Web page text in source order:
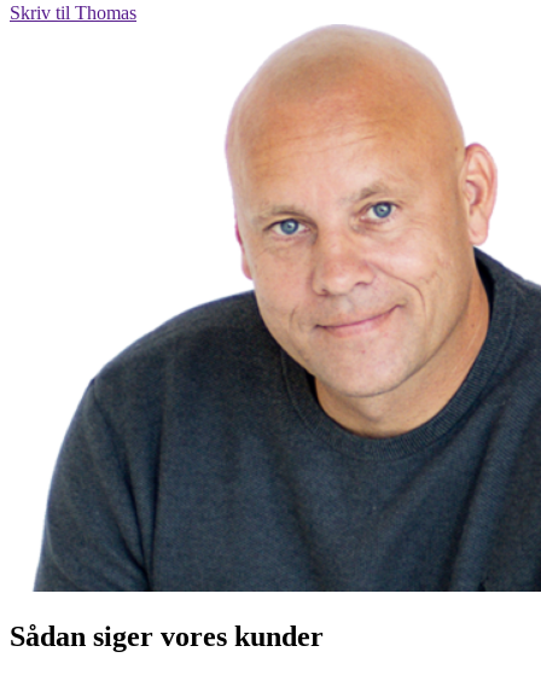
Skriv til Thomas
Sådan siger vores kunder